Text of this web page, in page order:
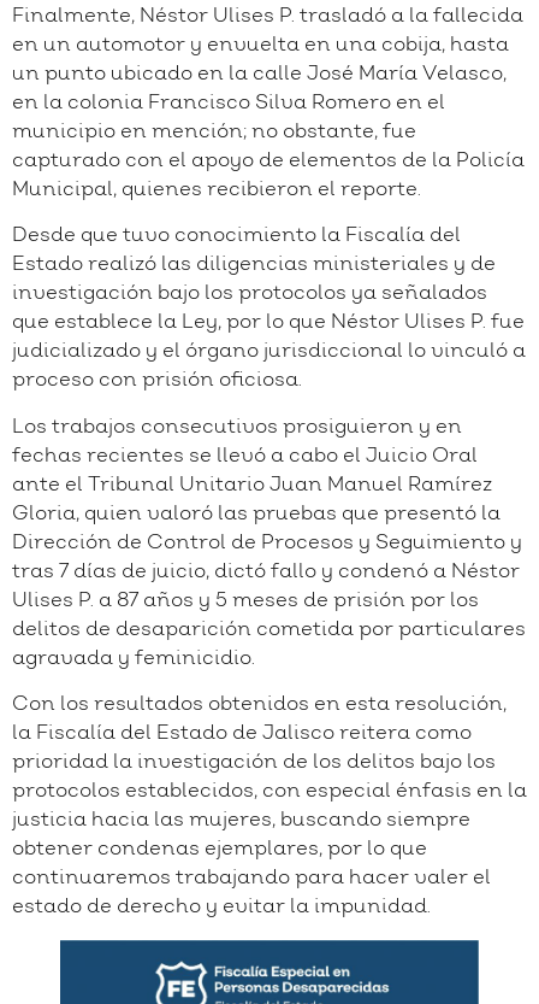
Finalmente, Néstor Ulises P. trasladó a la fallecida
en un automotor y envuelta en una cobija, hasta
un punto ubicado en la calle José María Velasco,
en la colonia Francisco Silva Romero en el
municipio en mención; no obstante, fue
capturado con el apoyo de elementos de la Policía
Municipal, quienes recibieron el reporte.
Desde que tuvo conocimiento la Fiscalía del
Estado realizó las diligencias ministeriales y de
investigación bajo los protocolos ya señalados
que establece la Ley, por lo que Néstor Ulises P. fue
judicializado y el órgano jurisdiccional lo vinculó a
proceso con prisión oficiosa.
Los trabajos consecutivos prosiguieron y en
fechas recientes se llevó a cabo el Juicio Oral
ante el Tribunal Unitario Juan Manuel Ramírez
Gloria, quien valoró las pruebas que presentó la
Dirección de Control de Procesos y Seguimiento y
tras 7 días de juicio, dictó fallo y condenó a Néstor
Ulises P. a 87 años y 5 meses de prisión por los
delitos de desaparición cometida por particulares
agravada y feminicidio.
Con los resultados obtenidos en esta resolución,
la Fiscalía del Estado de Jalisco reitera como
prioridad la investigación de los delitos bajo los
protocolos establecidos, con especial énfasis en la
justicia hacia las mujeres, buscando siempre
obtener condenas ejemplares, por lo que
continuaremos trabajando para hacer valer el
estado de derecho y evitar la impunidad.